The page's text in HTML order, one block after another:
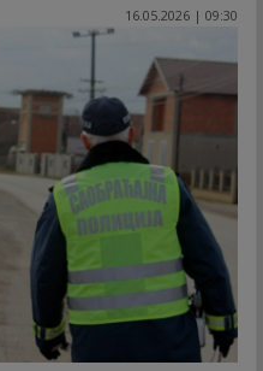
16.05.2026 | 09:30